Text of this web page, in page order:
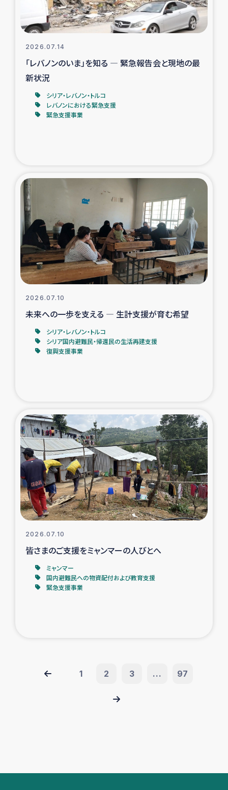
2026.07.14
「レバノンのいま」を知る ― 緊急報告会と現地の最
新状況
シリア・レバノン・トルコ
レバノンにおける緊急支援
緊急支援事業
2026.07.10
未来への一歩を支える ― 生計支援が育む希望
シリア・レバノン・トルコ
シリア国内避難民・帰還民の生活再建支援
復興支援事業
2026.07.10
皆さまのご支援をミャンマーの人びとへ
ミャンマー
国内避難民への物資配付および教育支援
緊急支援事業
1 2 3 ... 97